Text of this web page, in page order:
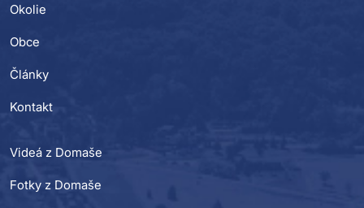
Okolie
Obce
Články
Kontakt
Videá z Domaše
Fotky z Domaše